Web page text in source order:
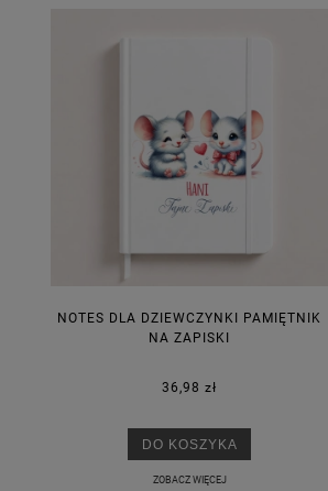
NOTES DLA DZIEWCZYNKI PAMIĘTNIK
NA ZAPISKI
36,98 zł
DO KOSZYKA
ZOBACZ WIĘCEJ